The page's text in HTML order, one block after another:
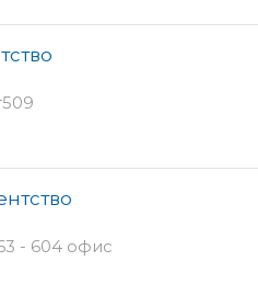
- 604 офис